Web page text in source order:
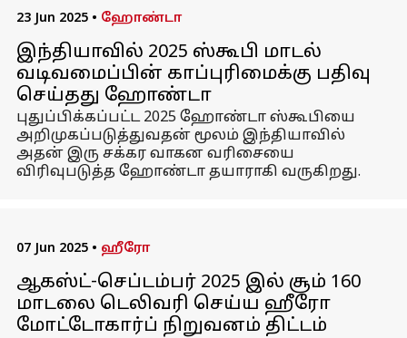
23 Jun 2025 • ஹோண்டா
இந்தியாவில் 2025 ஸ்கூபி மாடல்
வடிவமைப்பின் காப்புரிமைக்கு பதிவு
செய்தது ஹோண்டா
புதுப்பிக்கப்பட்ட 2025 ஹோண்டா ஸ்கூபியை
அறிமுகப்படுத்துவதன் மூலம் இந்தியாவில்
அதன் இரு சக்கர வாகன வரிசையை
விரிவுபடுத்த ஹோண்டா தயாராகி வருகிறது.
07 Jun 2025 • ஹீரோ
ஆகஸ்ட்-செப்டம்பர் 2025 இல் சூம் 160
மாடலை டெலிவரி செய்ய ஹீரோ
மோட்டோகார்ப் நிறுவனம் திட்டம்